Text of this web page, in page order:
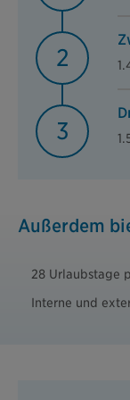
2
3
Außerdem
28 Urlaubstage
Interne und